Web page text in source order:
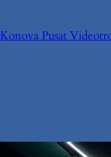
Konova Pusat